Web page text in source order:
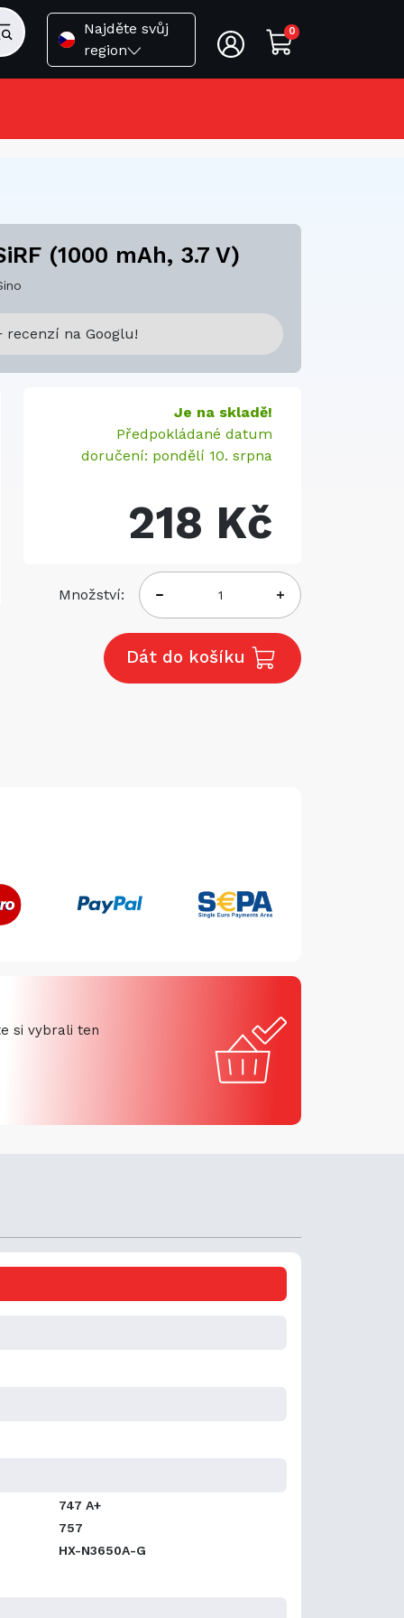
Najděte svůj
region
0
(1000 mAh, 3.7 V)
recenzí na Googlu!
Je na skladě!
Předpokládané datum
doručení: pondělí 10. srpna
218 Kč
Množství:
Dát do košíku
si vybrali ten
747 A+
757
HX-N3650A-G